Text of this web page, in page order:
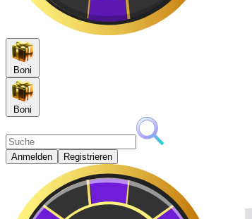
Boni
Boni
Anmelden Registrieren